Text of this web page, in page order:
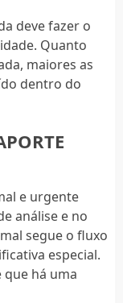
deve fazer o
Quanto
maiores as
dentro do
e urgente
análise e no
segue o fluxo
especial.
que há uma